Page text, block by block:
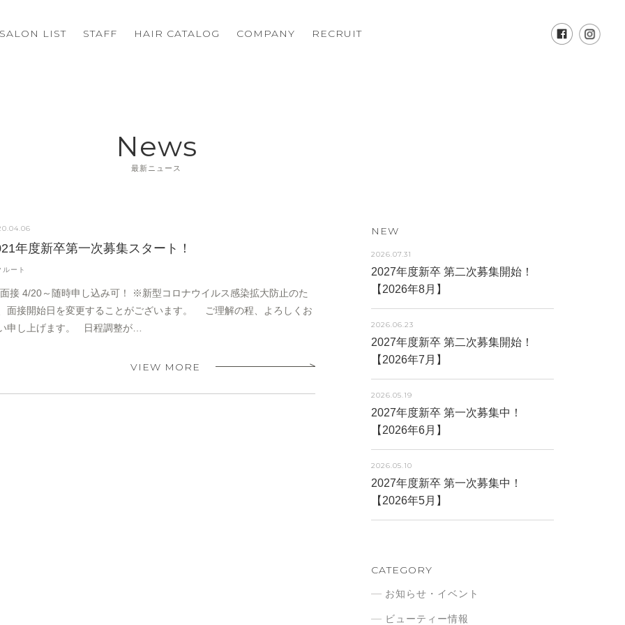
LIST STAFF HAIR CATALOG COMPANY RECRUIT
News
最新ニュース
年度新卒第一次募集スタート！
ルート
接 4/20～随時申し込み可！ ※新型コロナウイルス感染拡大防止のた
面接開始日を変更することがございます。 ご理解の程、よろしくお
申し上げます。 日程調整が…
VIEW MORE
NEW
2026.07.31
2027年度新卒 第二次募集開始！
【2026年8月】
2026.06.23
2027年度新卒 第二次募集開始！
【2026年7月】
2026.05.19
2027年度新卒 第一次募集中！
【2026年6月】
2026.05.10
2027年度新卒 第一次募集中！
【2026年5月】
CATEGORY
お知らせ・イベント
ビューティー情報